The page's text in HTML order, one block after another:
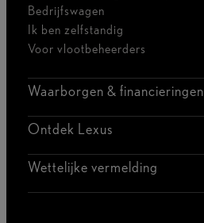
Bedrijfswagen
Ik ben zelfstandig
Voor vlootbeheerders
Waarborgen & financieringen
Ontdek Lexus
Wettelijke vermelding